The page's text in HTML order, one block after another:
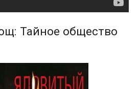
Тайное общество